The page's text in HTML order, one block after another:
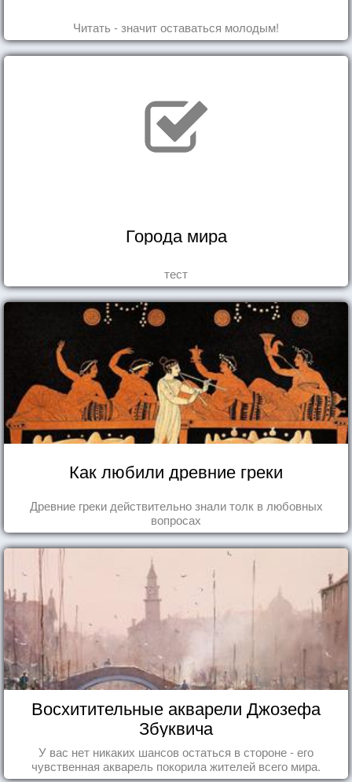
Читать - значит оставаться молодым!
Города мира
тест
Как любили древние греки
Древние греки действительно знали толк в любовных
вопросах
Восхитительные акварели Джозефа
Збуквича
У вас нет никаких шансов остаться в стороне - его
чувственная акварель покорила жителей всего мира.